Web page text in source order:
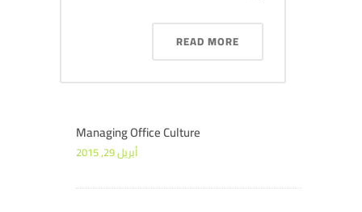
READ MORE
Managing Office Culture
أبريل 29, 2015